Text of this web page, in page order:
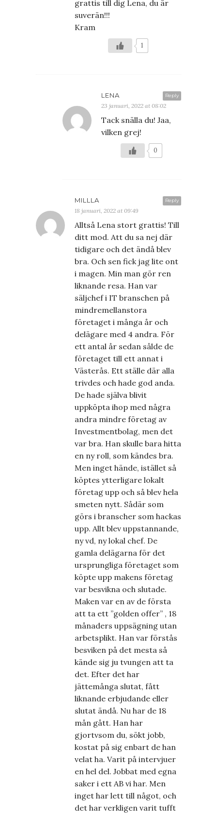
grattis till dig Lena, du är
suverän!!!
Kram
1
Reply
LENA
23 januari, 2022 at 08:02
Tack snälla du! Jaa,
vilken grej!
0
Reply
MILLLA
18 januari, 2022 at 09:49
Alltså Lena stort grattis! Till
ditt mod. Att du sa nej där
tidigare och det ändå blev
bra. Och sen fick jag lite ont
i magen. Min man gör ren
liknande resa. Han var
säljchef i IT branschen på
mindremellanstora
företaget i många år och
delägare med 4 andra. För
ett antal år sedan sålde de
företaget till ett annat i
Västerås. Ett ställe där alla
trivdes och hade god anda.
De hade själva blivit
uppköpta ihop med några
andra mindre företag av
Investmentbolag, men det
var bra. Han skulle bara hitta
en ny roll, som kändes bra.
Men inget hände, istället så
köptes ytterligare lokalt
företag upp och så blev hela
smeten nytt. Sådär som
görs i branscher som hackas
upp. Allt blev uppstannande,
ny vd, ny lokal chef. De
gamla delägarna för det
ursprungliga företaget som
köpte upp makens företag
var besvikna och slutade.
Maken var en av de första
att ta ett ”golden offer” , 18
månaders uppsägning utan
arbetsplikt. Han var förstås
besviken på det mesta så
kände sig ju tvungen att ta
det. Efter det har
jättemånga slutat, fått
liknande erbjudande eller
slutat ändå. Nu har de 18
mån gått. Han har
gjortvsom du, sökt jobb,
kostat på sig enbart de han
velat ha. Varit på intervjuer
en hel del. Jobbat med egna
saker i ett AB vi har. Men
inget har lett till något, och
det har verkligen varit tufft